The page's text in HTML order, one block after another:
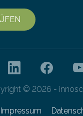
© 2026 -
Impressum